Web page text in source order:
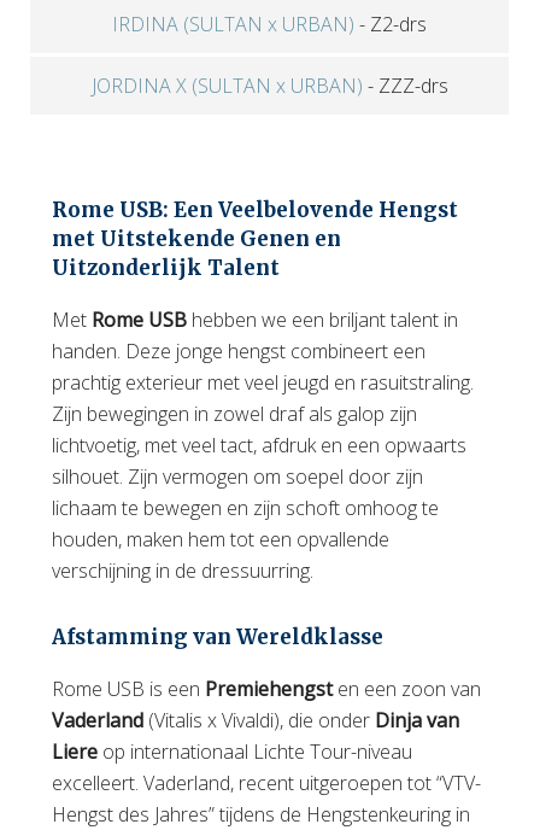
IRDINA (SULTAN x URBAN) - Z2-drs
JORDINA X (SULTAN x URBAN) - ZZZ-drs
Rome USB: Een Veelbelovende Hengst
met Uitstekende Genen en
Uitzonderlijk Talent
Met Rome USBhebben we een briljant talent in
handen. Deze jonge hengst combineert een
prachtig exterieur met veel jeugd en rasuitstraling.
Zijn bewegingen in zowel draf als galop zijn
lichtvoetig, met veel tact, afdruk en een opwaarts
silhouet. Zijn vermogen om soepel door zijn
lichaam te bewegen en zijn schoft omhoog te
houden, maken hem tot een opvallende
verschijning in de dressuurring.
Afstamming van Wereldklasse
Rome USB is een Premiehengsten een zoon van
Vaderland(Vitalis x Vivaldi), die onder Dinja van
Liereop internationaal Lichte Tour-niveau
excelleert. Vaderland, recent uitgeroepen tot “VTV-
Hengst des Jahres” tijdens de Hengstenkeuring in